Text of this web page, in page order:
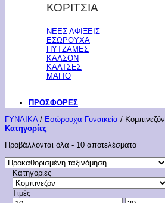
ΚΟΡΙΤΣΙΑ
ΝΕΕΣ ΑΦΙΞΕΙΣ
ΕΣΩΡΟΥΧΑ
ΠΥΤΖΑΜΕΣ
ΚΑΛΣΟΝ
ΚΑΛΤΣΕΣ
ΜΑΓΙΟ
ΠΡΟΣΦΟΡΕΣ
ΓΥΝΑΙΚΑ / Εσώρουχα Γυναικεία / Κομπινεζόν
Κατηγορίες
Προβάλλονται όλα - 10 αποτελέσματα
Κατηγορίες
Τιμές